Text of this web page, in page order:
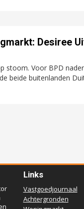
Desiree
stoom. Voor BPD
beide buitenlanden
Links
Vastgoedjournaal
Achtergronden